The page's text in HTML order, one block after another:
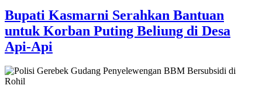
Bupati Kasmarni Serahkan Bantuan
untuk Korban Puting Beliung di Desa
Api-Api